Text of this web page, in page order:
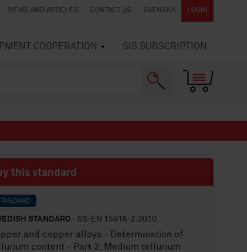
NEWS AND ARTICLES CONTACT US SVENSKA LOGIN
COOPERATION SIS SUBSCRIPTION
this standard
STANDARD · SS-EN 15916-2:2010
and copper alloys - Determination of
content - Part 2: Medium tellurium